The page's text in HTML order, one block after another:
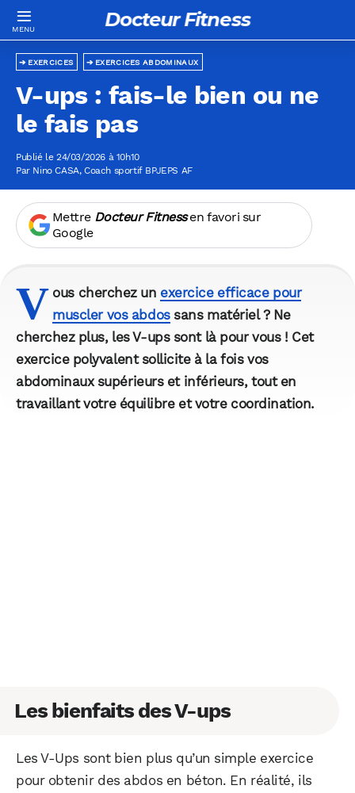
Docteur Fitness
EXERCICES ABDOMINAUX
EXERCICES
V-ups : fais-le bien ou ne
le fais pas
Publié le 24/03/2026 à 10h10
Par Nino CASA, Coach sportif BPJEPS AF
Mettre Docteur Fitnessen favori sur
Google
V ous cherchez un exercice efficace pour
muscler vos abdossans matériel ? Ne
cherchez plus, les V-ups sont là pour vous ! Cet
exercice polyvalent sollicite à la fois vos
abdominaux supérieurs et inférieurs, tout en
travaillant votre équilibre et votre coordination.
Les bienfaits des V-ups
Les V-Ups sont bien plus qu’un simple exercice
pour obtenir des abdos en béton. En réalité, ils